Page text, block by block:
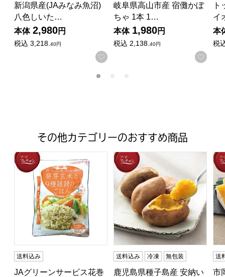
新潟県産(JAみなみ魚沼)
八色しいた…
本体 2,980円
税込 3,218.40円
お気に入りに登録する
岐阜県高山市産 宿儺かぼ
ちゃ 1本 1…
本体 1,980円
税込 2,138.40円
お気
イ
本
税
その他カテゴリーのおすすめ商品
JAグリーンサービス花巻 からだよろこぶ発芽玄米と9種
送料込み
JAグリーンサービス花巻
鹿児島県種子島産 安納いもの
送料込み 冷凍 無包装
鹿児島県種子島産 安納い
市
送
市